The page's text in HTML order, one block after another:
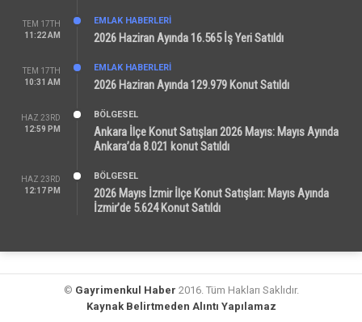
TEM 17TH
11:22 AM
EMLAK HABERLERI
2026 Haziran Ayında 16.565 İş Yeri Satıldı
TEM 17TH
10:31 AM
EMLAK HABERLERI
2026 Haziran Ayında 129.979 Konut Satıldı
HAZ 23RD
12:59 PM
BÖLGESEL
Ankara İlçe Konut Satışları 2026 Mayıs: Mayıs Ayında
Ankara’da 8.021 konut Satıldı
HAZ 23RD
12:17 PM
BÖLGESEL
2026 Mayıs İzmir İlçe Konut Satışları: Mayıs Ayında
İzmir’de 5.624 Konut Satıldı
© Gayrimenkul Haber 2016. Tüm Hakları Saklıdır.
Kaynak Belirtmeden Alıntı Yapılamaz